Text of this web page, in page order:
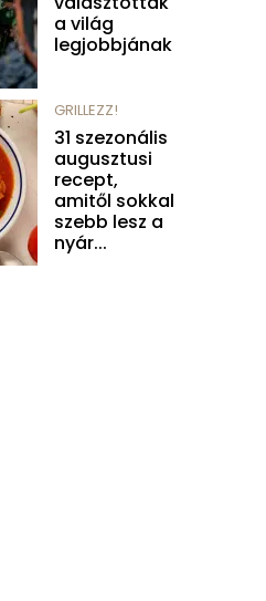
a világ
legjobbjának
GRILLEZZ!
31 szezonális
augusztusi
recept,
amitől sokkal
szebb lesz a
nyár...